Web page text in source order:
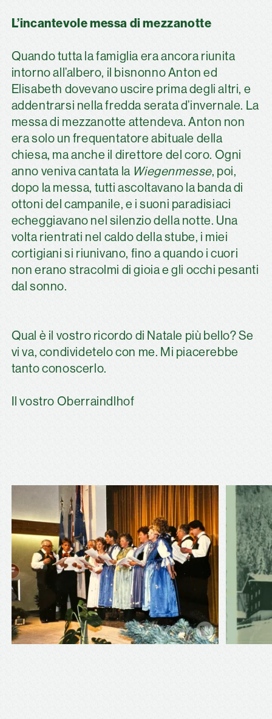
L’incantevole messa di mezzanotte
Quando tutta la famiglia era ancora riunita
intorno all’albero, il bisnonno Anton ed
Elisabeth dovevano uscire prima degli altri, e
addentrarsi nella fredda serata d’invernale. La
messa di mezzanotte attendeva. Anton non
era solo un frequentatore abituale della
chiesa, ma anche il direttore del coro. Ogni
anno veniva cantata la Wiegenmesse, poi,
dopo la messa, tutti ascoltavano la banda di
ottoni del campanile, e i suoni paradisiaci
echeggiavano nel silenzio della notte. Una
volta rientrati nel caldo della stube, i miei
cortigiani si riunivano, fino a quando i cuori
non erano stracolmi di gioia e gli occhi pesanti
dal sonno.
Qual è il vostro ricordo di Natale più bello? Se
vi va, condividetelo con me. Mi piacerebbe
tanto conoscerlo.
Il vostro Oberraindlhof